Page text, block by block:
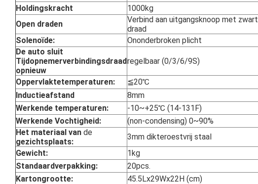
Holdingskracht
1000kg
Open draden
Verbind aan uitgangsknoop met
draad
Solenoïde:
Ononderbroken plicht
De auto sluit
Tijdopnemerverbindingsdraad
opnieuw
regelbaar (0/3/6/9S)
Oppervlaktetemperaturen:
≦20℃
Inductieafstand
8mm
Werkende temperaturen:
-10~+25℃ (14-131F)
Werkende Vochtigheid:
(non-condensing) 0~90%
Het materiaal van de
gezichtsplaats:
3mm dikteroestvrij staal
Gewicht:
1kg
Standaardverpakking:
20pcs.
Kartongrootte:
45.5Lx29Wx22H (cm)